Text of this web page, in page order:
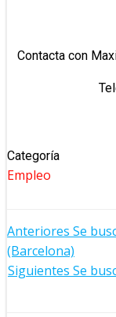
Contacta con
Categoría
Empleo
POR
Anteriores Se
(Barcelona)
Siguientes Se